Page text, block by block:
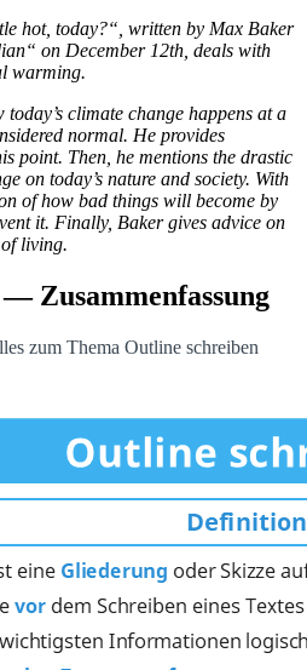
hot, today?“, written by Max Baker
on December 12th, deals with
warming.
climate change happens at a
normal. He provides
point. Then, he mentions the drastic
on today’s nature and society. With
of how bad things will become by
it. Finally, Baker gives advice on
living.
— Zusammenfassung
zum Thema Outline schreiben